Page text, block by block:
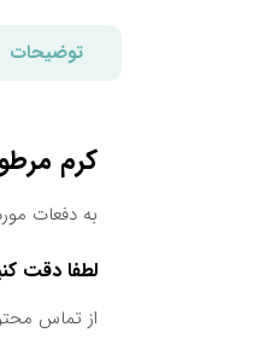
توضیحات
کرم
به دفعات
لطفا دقت
از تماس